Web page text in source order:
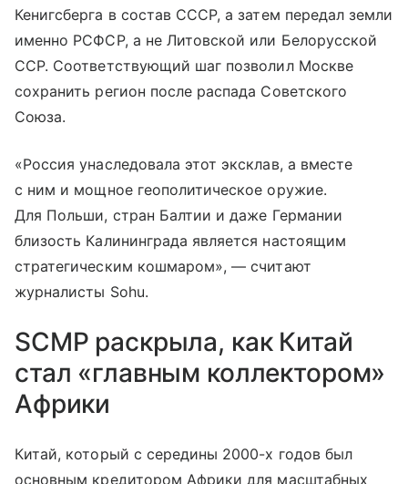
Кенигсберга в состав СССР, а затем передал земли
именно РСФСР, а не Литовской или Белорусской
ССР. Соответствующий шаг позволил Москве
сохранить регион после распада Советского
Союза.
«Россия унаследовала этот эксклав, а вместе
с ним и мощное геополитическое оружие.
Для Польши, стран Балтии и даже Германии
близость Калининграда является настоящим
стратегическим кошмаром», — считают
журналисты Sohu.
SCMP раскрыла, как Китай
стал «главным коллектором»
Африки
Китай, который с середины 2000-х годов был
основным кредитором Африки для масштабных